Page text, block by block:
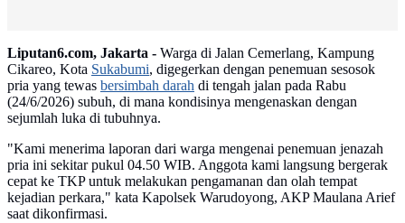
Liputan6.com, Jakarta - Warga di Jalan Cemerlang, Kampung
Cikareo, Kota Sukabumi, digegerkan dengan penemuan sesosok
pria yang tewas bersimbah darah di tengah jalan pada Rabu
(24/6/2026) subuh, di mana kondisinya mengenaskan dengan
sejumlah luka di tubuhnya.
"Kami menerima laporan dari warga mengenai penemuan jenazah
pria ini sekitar pukul 04.50 WIB. Anggota kami langsung bergerak
cepat ke TKP untuk melakukan pengamanan dan olah tempat
kejadian perkara," kata Kapolsek Warudoyong, AKP Maulana Arief
saat dikonfirmasi.